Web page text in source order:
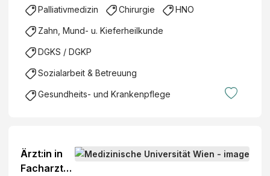
Palliativmedizin Chirurgie HNO
Zahn, Mund- u. Kieferheilkunde
DGKS / DGKP
Sozialarbeit & Betreuung
Gesundheits- und Krankenpflege
Ärzt:in in
Facharzta